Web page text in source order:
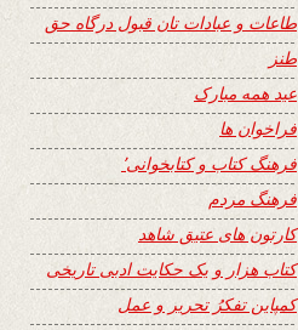
طاعات و عبادات تان قبول درگاه حق
طنز
عید همه مبارک
فراخوان ها
فرهنگ کتاب و کتابخوانی٬
فرهنگ مردم
کارتون های عتیق شاهد
کتاب هزار و یک حکایت ادبی تاریخی
کمپاین تفکرُ تحریر و عمل